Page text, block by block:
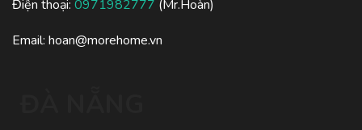
Điện thoại: 0971982777 (Mr.Hoàn)
Email: hoan@morehome.vn